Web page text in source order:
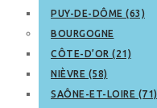
PUY-DE-DÔME (63)
BOURGOGNE
CÔTE-D’OR (21)
NIÈVRE (58)
SAÔNE-ET-LOIRE (71)